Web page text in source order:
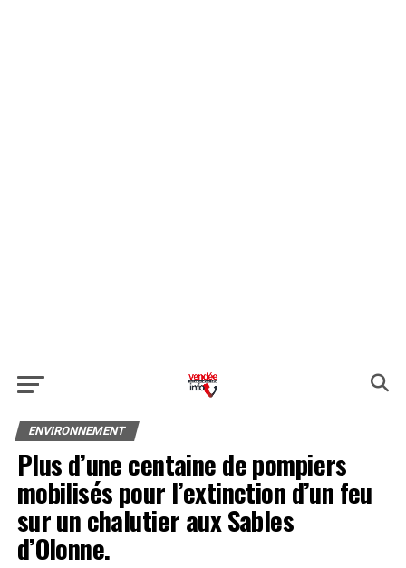
ENVIRONNEMENT
Plus d’une centaine de pompiers
mobilisés pour l’extinction d’un feu
sur un chalutier aux Sables
d’Olonne.